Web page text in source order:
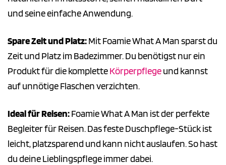
und seine einfache Anwendung.
Spare Zeit und Platz:Mit Foamie What A Man sparst du
Zeit und Platz im Badezimmer. Du benötigst nur ein
Produkt für die kompletteKörperpflegeund kannst
auf unnötige Flaschen verzichten.
Ideal für Reisen:Foamie What A Man ist der perfekte
Begleiter für Reisen. Das feste Duschpflege-Stück ist
leicht, platzsparend und kann nicht auslaufen. So hast
du deine Lieblingspflege immer dabei.